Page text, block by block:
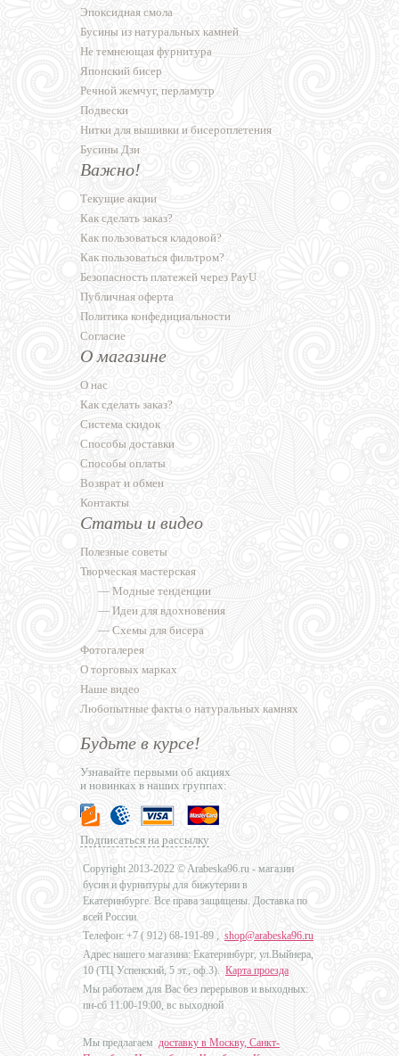
Эпоксидная смола
Бусины из натуральных камней
Не темнеющая фурнитура
Японский бисер
Речной жемчуг, перламутр
Подвески
Нитки для вышивки и бисероплетения
Бусины Дзи
Важно!
Текущие акции
Как сделать заказ?
Как пользоваться кладовой?
Как пользоваться фильтром?
Безопасность платежей через PayU
Публичная оферта
Политика конфедициальности
Согласие
О магазине
О нас
Как сделать заказ?
Система скидок
Способы доставки
Способы оплаты
Возврат и обмен
Контакты
Статьи и видео
Полезные советы
Творческая мастерская
— Модные тенденции
— Идеи для вдохновения
— Схемы для бисера
Фотогалерея
О торговых марках
Наше видео
Любопытные факты о натуральных камнях
Будьте в курсе!
Узнавайте первыми об акциях
и новинках в наших группах:
Подписаться на рассылку
Copyright 2013-2022 © Arabeska96.ru - магазин
бусин и фурнитуры для бижутерии в
Екатеринбурге. Все права защищены. Доставка по
всей России.
Телефон: +7 ( 912) 68-191-89 , shop@arabeska96.ru
Адрес нашего магазина: Екатеринбург, ул.Выйнера,
10 (ТЦ Успенский, 5 эт., оф.3). Карта проезда
Мы работаем для Вас без перерывов и выходных:
пн-сб 11:00-19:00, вс выходной
Мы предлагаем доставку в Москву, Санкт-